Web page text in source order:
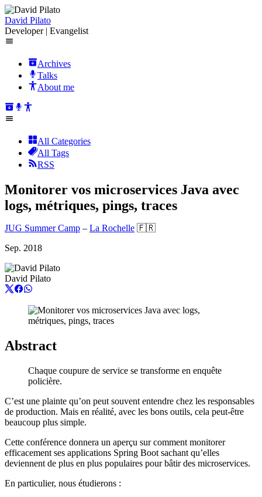
David Pilato
Developer | Evangelist
Archives
Talks
About me
All Categories
All Tags
RSS
Monitorer vos microservices Java avec
logs, métriques, pings, traces
JUG Summer Camp – La Rochelle 🇫🇷
Sep. 2018
David Pilato
Abstract
Chaque coupure de service se transforme en enquête
policière.
C’est une plainte qu’on peut souvent entendre chez les responsables
de production. Mais en réalité, avec les bons outils, cela peut-être
beaucoup plus simple.
Cette conférence donnera un aperçu sur comment monitorer
efficacement ses applications Spring Boot sachant qu’elles
deviennent de plus en plus populaires pour bâtir des microservices.
En particulier, nous étudierons :